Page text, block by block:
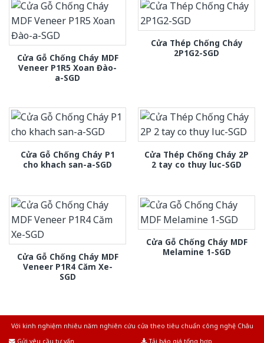
Cửa Gỗ Chống Cháy MDF
Veneer P1R5 Xoan Đào-
a-SGD
Cửa Thép Chống Cháy
2P1G2-SGD
Cửa Gỗ Chống Cháy P1
cho khach san-a-SGD
Cửa Thép Chống Cháy 2P
2 tay co thuy luc-SGD
Cửa Gỗ Chống Cháy MDF
Veneer P1R4 Căm Xe-
SGD
Cửa Gỗ Chống Cháy MDF
Melamine 1-SGD
Với kinh nghiệm nhiêu năm nghiên cứu cửa theo tiêu chuẩn công nghệ Châu